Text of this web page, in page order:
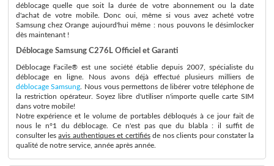
déblocage quelle que soit la durée de votre abonnement ou la date
d'achat de votre mobile. Donc oui, même si vous avez acheté votre
Samsung chez Orange aujourd'hui même : nous pouvons le désimlocker
dès maintenant !
Déblocage Samsung C276L Officiel et Garanti
Déblocage Facile® est une société établie depuis 2007, spécialiste du
déblocage en ligne. Nous avons déjà effectué plusieurs milliers de
déblocage Samsung . Nous vous permettons de libérer votre téléphone de
la restriction opérateur. Soyez libre d'utiliser n'importe quelle carte SIM
dans votre mobile!
Notre expérience et le volume de portables débloqués à ce jour fait de
nous le n°1 du déblocage. Ce n'est pas que du blabla : il suffit de
consulter lesavis authentiques et certifiésde nos clients pour constater la
qualité de notre service, année après année.